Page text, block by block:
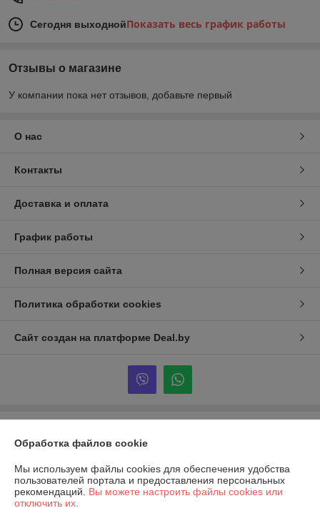
Сегодня выходнойПоказать весь график работы
Отзывы о магазине
У компании пока нет отзывов, добавьте первый
О нас
Контакты
Доставка и оплата
График работы
Полная версия сайта
Политика обработки cookies
Сайт создан на платформе Deal.by
220118 Минкс, улица Шишкина 20/1 офис 78.
Регистрационный номер ЕГР: 191036379
Обработка файлов cookie
Мы используем файлы cookies для обеспечения удобства
пользователей портала и предоставления персональных
рекомендаций. Вы можете настроить файлы cookies или
отключить их.